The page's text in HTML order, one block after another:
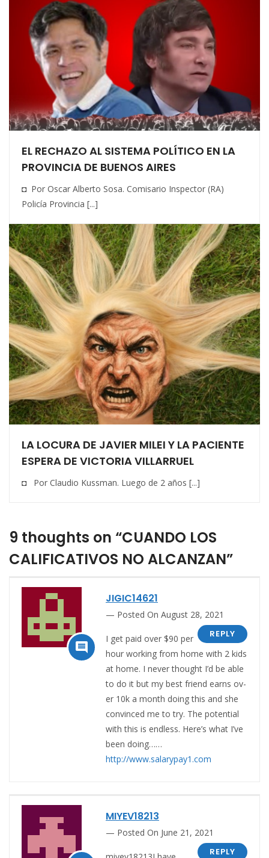
EL RECHAZO AL SISTEMA POLÍTICO EN LA
PROVINCIA DE BUENOS AIRES
◘ Por Oscar Alberto Sosa. Comisario Inspector (RA)
Policía Provincia [...]
LA LOCURA DE JAVIER MILEI Y LA PACIENTE
ESPERA DE VICTORIA VILLARRUEL
◘ Por Claudio Kussman. Luego de 2 años [...]
9 thoughts on “CUANDO LOS
CALIFICATIVOS NO ALCANZAN”

JIGIC14621
Posted On August 28, 2021
REPLY
I g­­­­e­­­­t p­­­­a­­­­i­­­­d o­­­­v­­­­e­­­­r $­­9­­0 p­­­­e­­­­r
h­­­­o­­­­u­­­­r w­­­­o­­­­r­­k­­­­i­­­­n­­­­g f­­­­r­­­­o­­­­m h­­­­o­­­­m­­­­e w­­­­i­­­­t­­­­h 2 k­­­­i­­d­­­­s
a­­­­t h­­­­o­­­­m­­­­e. I n­­­­e­­­­v­­­­e­­r t­­­­h­­o­­­­u­­­­g­­­­h­­­­t I­­­­’­­­­d b­­­­e a­­­­b­­­­l­­­­e
t­­­­o d­­­­o i­­­­t b­­­­u­­­­t m­­­­y b­­­­e­­­­s­­­­t f­­r­­i­­e­­n­­d e­­a­­r­­n­­s o­­v­­
e­­r 10k a month d­­o­­i­­n­­g t­­h­­­­i­­­­s a­­­­n­­­­d s­­­­h­­­­e
c­­­­o­­­­n­­­­v­­­­i­­­­n­­­­c­­­­e­­­­d m­­­­e t­­­­o t­­r­­y. T­­h­­e p­­o­­t­­e­­n­­t­­i­­a­­l
w­­i­­t­­h t­­h­­i­­s i­­s e­­n­­­­d­­l­­e­­­­s­­­­s. Here’s w­­­­h­­­­a­­­­t I’v­­­­e
b­­­­e­­­­e­­­­n d­­­­o­­­­i­­­­n­­­­g……
http://www.salarypay1.com
MIYEV18213
Posted On June 21, 2021
REPLY